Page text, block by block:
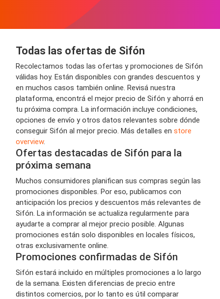
Todas las ofertas de Sifón
Recolectamos todas las ofertas y promociones de Sifón
válidas hoy. Están disponibles con grandes descuentos y
en muchos casos también online. Revisá nuestra
plataforma, encontrá el mejor precio de Sifón y ahorrá en
tu próxima compra. La información incluye condiciones,
opciones de envío y otros datos relevantes sobre dónde
conseguir Sifón al mejor precio. Más detalles en store
overview.
Ofertas destacadas de Sifón para la
próxima semana
Muchos consumidores planifican sus compras según las
promociones disponibles. Por eso, publicamos con
anticipación los precios y descuentos más relevantes de
Sifón. La información se actualiza regularmente para
ayudarte a comprar al mejor precio posible. Algunas
promociones están solo disponibles en locales físicos,
otras exclusivamente online.
Promociones confirmadas de Sifón
Sifón estará incluido en múltiples promociones a lo largo
de la semana. Existen diferencias de precio entre
distintos comercios, por lo tanto es útil comparar